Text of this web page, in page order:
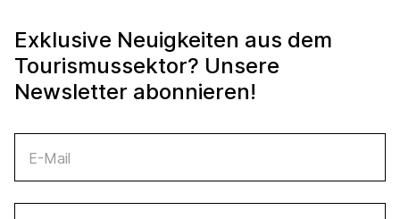
Exklusive Neuigkeiten aus dem
Tourismussektor? Unsere
Newsletter abonnieren!
E-Mail